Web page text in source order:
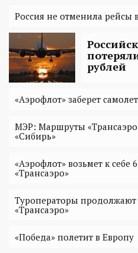
Россия не отменила рейсы
рублей
«Аэрофлот» заберет
МЭР: Маршруты
«Сибирь»
«Аэрофлот» возьмет к себе
«Трансаэро»
Туроператоры продолжают
«Трансаэро»
«Победа» полетит в Европу